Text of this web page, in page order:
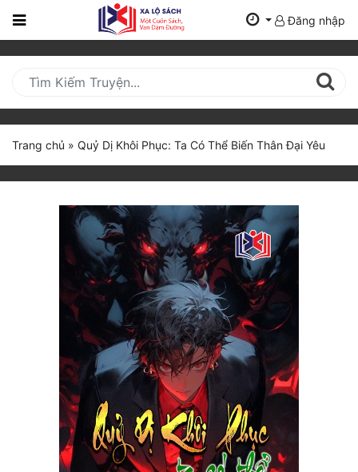
Trang
Mới
Cập
Nhật
(current)
Truyện Mới Ra
Truyện Convert
Đăng nhập
Trang chủ » Quỷ Dị Khôi Phục: Ta Có Thể Biến Thân Đại Yêu